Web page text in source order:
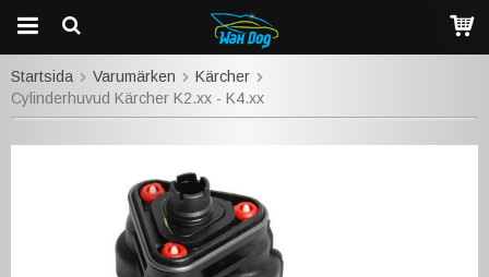
Startsida Varumärken
Kärcher
Cylinderhuvud Kärcher K2.xx - K4.xx